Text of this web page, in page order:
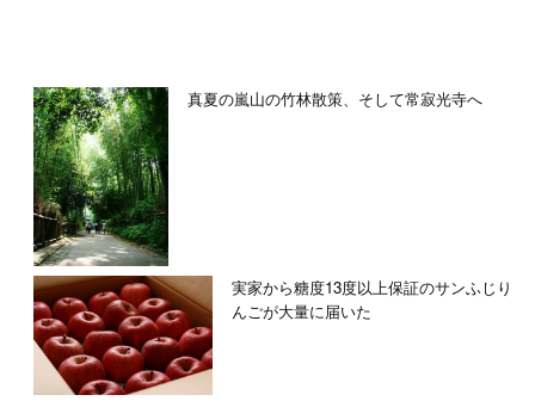
真夏の嵐山の竹林散策、そして常寂光寺へ
実家から糖度13度以上保証のサンふじり
んごが大量に届いた